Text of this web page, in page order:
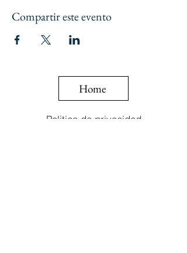
Compartir este evento
Home
Politica de privacidad